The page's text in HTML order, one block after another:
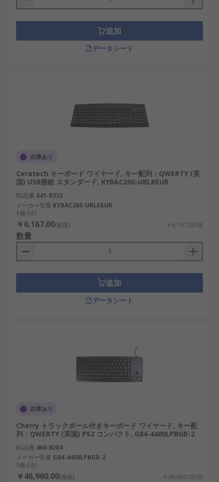
追加
データシート
在庫あり
Ceratech キーボード ワイヤード, キー配列：QWERTY (英
国) USB接続 スタンダード, KYBAC260-UBLKEUR
RS品番 841-8333
メーカー型番 KYBAC260-UBLKEUR
1個小計：
￥6,167.00(税抜) ￥6,167.00/個
数量
追加
データシート
在庫あり
Cherry トラックボール付きキーボード ワイヤード, キー配
列：QWERTY (英国) PS2 コンパクト, G84-4400LPBGB-2
RS品番 460-8204
メーカー型番 G84-4400LPBGB-2
1個小計：
￥46,960.00(税抜) ￥46,960.00/個